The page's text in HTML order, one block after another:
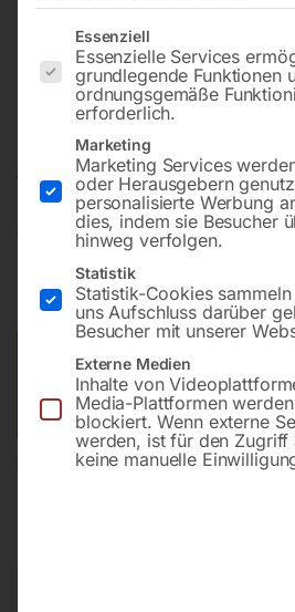
Hydraulischer
480,00
inkl. MwSt. zzgl.Versandkosten
Lieferzeit:ca. 2 - 3 Tage
Versandkosten Standard (Österreich):
Bitte beachten Sie: Die
Andere Länder können abweichen.
In
Es folgt eine Liste der Service-
Essenziell
Essenzielle Services
grundlegende Funktionen
ordnungsgemäße
erforderlich.
Marketing
Marketing Services
oder Herausgebern
personalisierte Werbung
dies, indem sie Besucher
hinweg verfolgen.
Statistik
Statistik-Cookies
uns Aufschluss darüber
Besucher mit unserer
Externe Medien
Inhalte von
Media-Plattformen
blockiert. Wenn externe
werden, ist für den Zugriff
keine manuelle